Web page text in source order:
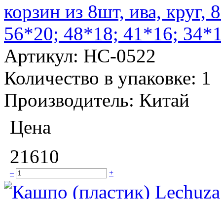
корзин из 8шт, ива,
56*20; 48*18; 41*16;
Артикул: НС-0522
Количество в упаковке: 1
Производитель: Китай
Цена
21610
– +